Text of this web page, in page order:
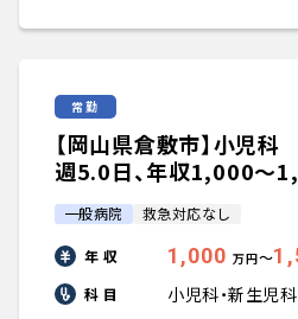
常勤
【岡山県倉敷市】小児
週5.0日、年収1,000〜
一般病院 救急対応なし
年 収 1,000 万円〜
科 目 小児科・新生児